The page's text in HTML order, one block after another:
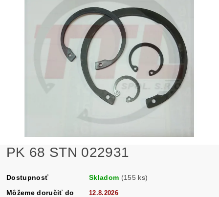
PK 68 STN 022931
Dostupnosť Skladom (155 ks)
Môžeme doručiť do
12.8.2026